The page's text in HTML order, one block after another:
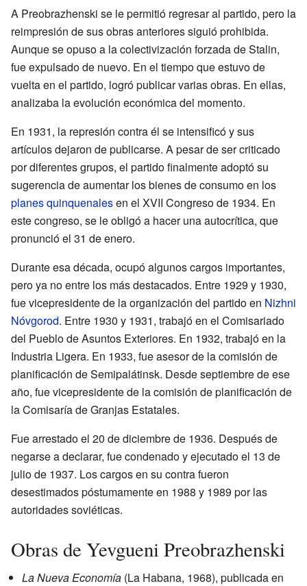
A Preobrazhenski se le permitió regresar al partido, pero la
reimpresión de sus obras anteriores siguió prohibida.
Aunque se opuso a la colectivización forzada de Stalin,
fue expulsado de nuevo. En el tiempo que estuvo de
vuelta en el partido, logró publicar varias obras. En ellas,
analizaba la evolución económica del momento.
En 1931, la represión contra él se intensificó y sus
artículos dejaron de publicarse. A pesar de ser criticado
por diferentes grupos, el partido finalmente adoptó su
sugerencia de aumentar los bienes de consumo en los
planes quinquenalesen el XVII Congreso de 1934. En
este congreso, se le obligó a hacer una autocrítica, que
pronunció el 31 de enero.
Durante esa década, ocupó algunos cargos importantes,
pero ya no entre los más destacados. Entre 1929 y 1930,
fue vicepresidente de la organización del partido en Nizhni
Nóvgorod. Entre 1930 y 1931, trabajó en el Comisariado
del Pueblo de Asuntos Exteriores. En 1932, trabajó en la
Industria Ligera. En 1933, fue asesor de la comisión de
planificación de Semipalátinsk. Desde septiembre de ese
año, fue vicepresidente de la comisión de planificación de
la Comisaría de Granjas Estatales.
Fue arrestado el 20 de diciembre de 1936. Después de
negarse a declarar, fue condenado y ejecutado el 13 de
julio de 1937. Los cargos en su contra fueron
desestimados póstumamente en 1988 y 1989 por las
autoridades soviéticas.
Obras de Yevgueni Preobrazhenski
La Nueva Economía (La Habana, 1968), publicada en